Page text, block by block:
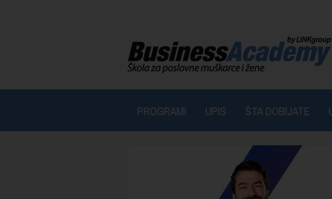
PROGRAMI UPIS ŠTA DOBIJATE